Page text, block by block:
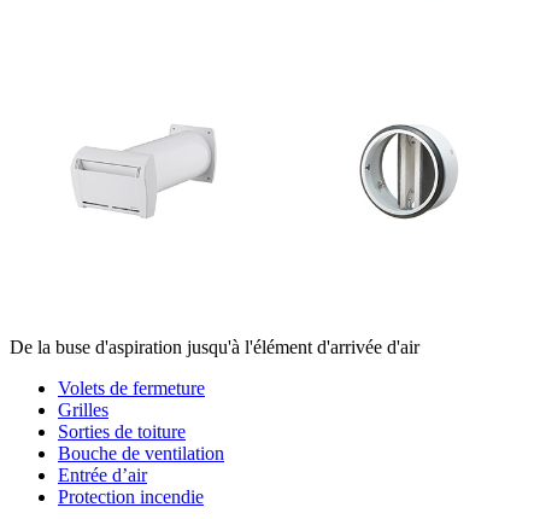
De la buse d'aspiration jusqu'à l'élément d'arrivée d'air
Volets de fermeture
Grilles
Sorties de toiture
Bouche de ventilation
Entrée d’air
Protection incendie